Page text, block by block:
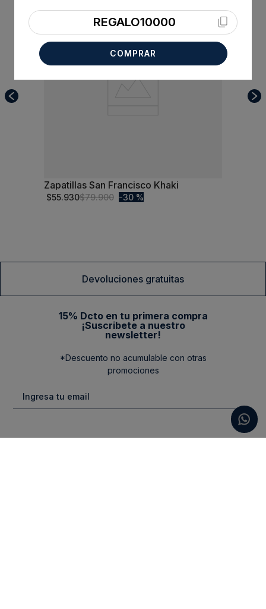
42
Zapatillas San Francisco Khaki
$55.930$79.900 30 %
Devoluciones gratuitas
15% Dcto en tu primera compra
¡Suscribete a nuestro
newsletter!
*Descuento no acumulable con otras
promociones
REGALO10000
COMPRAR